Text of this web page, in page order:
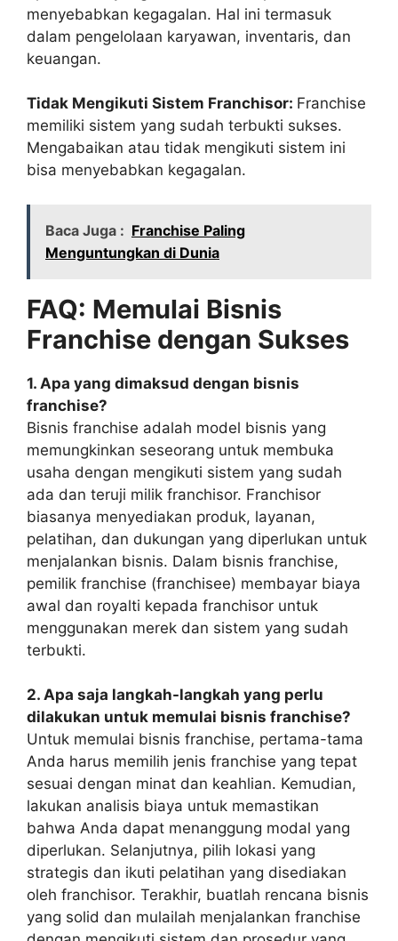
menyebabkan kegagalan. Hal ini termasuk
dalam pengelolaan karyawan, inventaris, dan
keuangan.
Tidak Mengikuti Sistem Franchisor: Franchise
memiliki sistem yang sudah terbukti sukses.
Mengabaikan atau tidak mengikuti sistem ini
bisa menyebabkan kegagalan.
Baca Juga : Franchise Paling
Menguntungkan di Dunia
FAQ: Memulai Bisnis
Franchise dengan Sukses
1. Apa yang dimaksud dengan bisnis
franchise?
Bisnis franchise adalah model bisnis yang
memungkinkan seseorang untuk membuka
usaha dengan mengikuti sistem yang sudah
ada dan teruji milik franchisor. Franchisor
biasanya menyediakan produk, layanan,
pelatihan, dan dukungan yang diperlukan untuk
menjalankan bisnis. Dalam bisnis franchise,
pemilik franchise (franchisee) membayar biaya
awal dan royalti kepada franchisor untuk
menggunakan merek dan sistem yang sudah
terbukti.
2. Apa saja langkah-langkah yang perlu
dilakukan untuk memulai bisnis franchise?
Untuk memulai bisnis franchise, pertama-tama
Anda harus memilih jenis franchise yang tepat
sesuai dengan minat dan keahlian. Kemudian,
lakukan analisis biaya untuk memastikan
bahwa Anda dapat menanggung modal yang
diperlukan. Selanjutnya, pilih lokasi yang
strategis dan ikuti pelatihan yang disediakan
oleh franchisor. Terakhir, buatlah rencana bisnis
yang solid dan mulailah menjalankan franchise